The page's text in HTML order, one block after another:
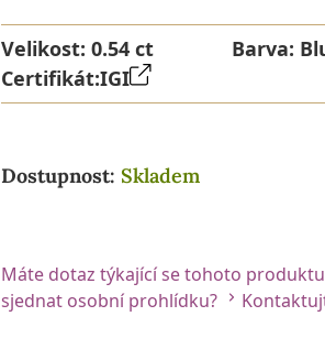
Velikost: 0.54 ct Barva:
Certifikát:IGI
Dostupnost: Skladem
Máte dotaz týkající se tohoto
sjednat osobní prohlídku?